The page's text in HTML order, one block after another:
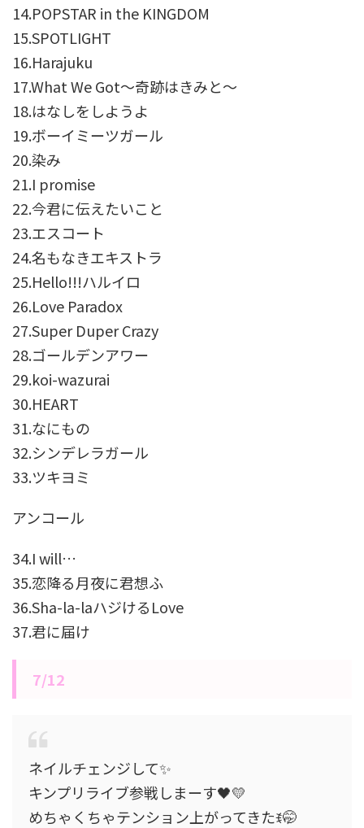
14.POPSTAR in the KINGDOM
15.SPOTLIGHT
16.Harajuku
17.What We Got～奇跡はきみと～
18.はなしをしようよ
19.ボーイミーツガール
20.染み
21.I promise
22.今君に伝えたいこと
23.エスコート
24.名もなきエキストラ
25.Hello!!!ハルイロ
26.Love Paradox
27.Super Duper Crazy
28.ゴールデンアワー
29.koi-wazurai
30.HEART
31.なにもの
32.シンデレラガール
33.ツキヨミ
アンコール
34.I will…
35.恋降る月夜に君想ふ
36.Sha-la-laハジけるLove
37.君に届け
7/12
ネイルチェンジして✨️
キンプリライブ参戦しまーす🖤💛
めちゃくちゃテンション上がってきたꉂ🤭